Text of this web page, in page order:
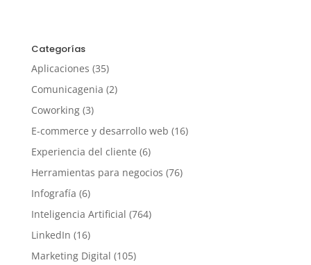
Categorías
Aplicaciones (35)
Comunicagenia (2)
Coworking(3)
E-commerce y desarrollo web (16)
Experiencia del cliente (6)
Herramientas para negocios (76)
Infografía (6)
Inteligencia Artificial (764)
LinkedIn (16)
Marketing Digital (105)